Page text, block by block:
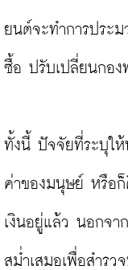
ยนต์จะทำการประ
ซื้อ ปรับเปลี่ยนกอง
ทั้งนี้ ปัจจัยที่ระบุให้
ค่าของมนุษย์ หรือก็
เงินอยู่แล้ว นอกจา
สม่ำเสมอเพื่อสำรว